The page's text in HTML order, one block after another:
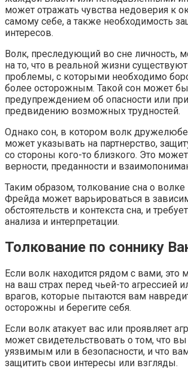
может отражать чувства недоверия к
самому себе, а также необходимость
интересов.
Волк, преследующий во сне личность,
на то, что в реальной жизни
проблемы, с которыми необходимо
более осторожным. Такой сон может
предупреждением об опасности или
предвидению возможных трудностей.
Однако сон, в котором волк
может указывать на партнерство,
со стороны кого-то близкого. Это
верности, преданности и
Таким образом, толкование сна о волке
Фрейда может варьироваться в
обстоятельств и контекста сна, и
анализа и интерпретации.
Толкование по соннику
Если волк находится рядом с вами, это
на ваш страх перед чьей-то агрессией
врагов, которые пытаются вам
осторожны и берегите себя.
Если волк атакует вас или проявляет
может свидетельствовать о том, что вы
уязвимым или в безопасности, и что
защитить свои интересы или взгляды.